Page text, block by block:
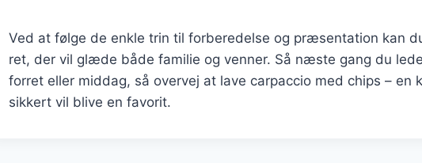
Ved at følge de enkle trin til forberedelse og præsentation kan
ret, der vil glæde både familie og venner. Så næste gang du
forret eller middag, så overvej at lave carpaccio med chips – en
sikkert vil blive en favorit.